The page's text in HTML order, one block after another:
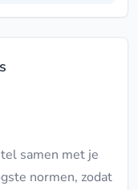
samen met je
normen, zodat